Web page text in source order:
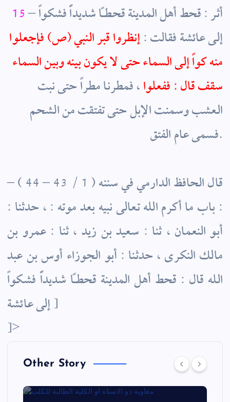
15– أثر : قحط أهل المدينة قحطاً شديداًً فشكواً
إلى عائشة فقالت :إنظرواقبر النبي (ص) فإجعلوا
منه كواً إلى السماء حتى لا يكون بينه وبين السماء
سقف قال : ففعلوا، فمطرنا مطراً حتى نبت
العشب وسمنت الإبل حتى تفتقت من الشحم
فسمى عام الفتق.
– قال الحافظ الدارمي في سننه ( 1 / 43 – 44 )
: باب ما أكرم الله تعالى نبيه بعد موته : ، حدثنا :
أبو النعمان ، ثنا : سعيد بن زيد ، ثنا : عمرو بن
مالك النكرى ، حدثنا : أبو الجوزاء أوس بن عبد
الله قال : قحط أهل المدينة قحطاً شديداًً فشكواً
إلى عائشة ]
]>
Other Story